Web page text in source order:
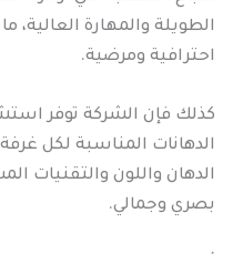
الطويلة والمهارة
احترافية ومرضية.
كذلك فإن الشركة توفر
الدهانات المناسبة لكل
الدهان واللون والتقنيات
بصري وجمالي.